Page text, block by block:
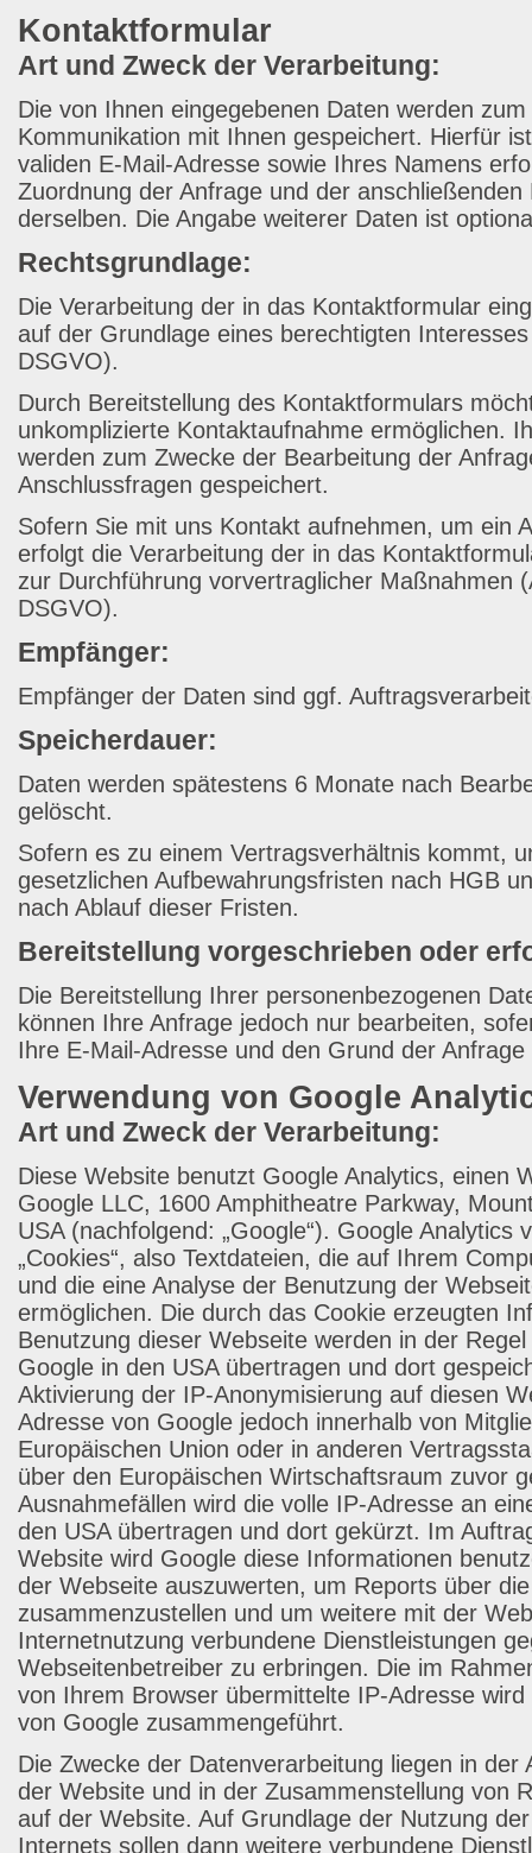
Kontaktformular
Art und Zweck der Verarbeitung:
Die von Ihnen eingegebenen Daten werden
Kommunikation mit Ihnen gespeichert. Hierfür
validen E-Mail-Adresse sowie Ihres Namens
Zuordnung der Anfrage und der anschließenden
derselben. Die Angabe weiterer Daten ist
Rechtsgrundlage:
Die Verarbeitung der in das Kontaktformular
auf der Grundlage eines berechtigten
DSGVO).
Durch Bereitstellung des Kontaktformulars
unkomplizierte Kontaktaufnahme ermöglichen.
werden zum Zwecke der Bearbeitung der
Anschlussfragen gespeichert.
Sofern Sie mit uns Kontakt aufnehmen, um ein
erfolgt die Verarbeitung der in das
zur Durchführung vorvertraglicher Maßnahmen
DSGVO).
Empfänger:
Empfänger der Daten sind ggf.
Speicherdauer:
Daten werden spätestens 6 Monate nach
gelöscht.
Sofern es zu einem Vertragsverhältnis kommt,
gesetzlichen Aufbewahrungsfristen nach HGB
nach Ablauf dieser Fristen.
Bereitstellung vorgeschrieben oder
Die Bereitstellung Ihrer personenbezogenen
können Ihre Anfrage jedoch nur bearbeiten,
Ihre E-Mail-Adresse und den Grund der Anfrage
Verwendung von Google
Art und Zweck der Verarbeitung:
Diese Website benutzt Google Analytics, einen
Google LLC, 1600 Amphitheatre Parkway,
USA (nachfolgend: „Google“). Google Analytics
„Cookies“, also Textdateien, die auf Ihrem
und die eine Analyse der Benutzung der
ermöglichen. Die durch das Cookie erzeugten
Benutzung dieser Webseite werden in der
Google in den USA übertragen und dort
Aktivierung der IP-Anonymisierung auf diesen
Adresse von Google jedoch innerhalb von
Europäischen Union oder in anderen
über den Europäischen Wirtschaftsraum zuvor
Ausnahmefällen wird die volle IP-Adresse an
den USA übertragen und dort gekürzt. Im
Website wird Google diese Informationen
der Webseite auszuwerten, um Reports über
zusammenzustellen und um weitere mit der
Internetnutzung verbundene Dienstleistungen
Webseitenbetreiber zu erbringen. Die im
von Ihrem Browser übermittelte IP-Adresse
von Google zusammengeführt.
Die Zwecke der Datenverarbeitung liegen in der
der Website und in der Zusammenstellung von
auf der Website. Auf Grundlage der Nutzung
Internets sollen dann weitere verbundene